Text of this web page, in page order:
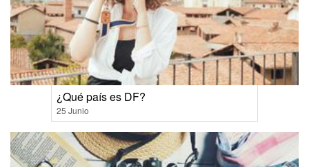
¿Qué país es DF?
25 Junio